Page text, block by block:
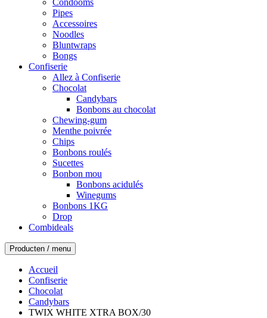
Pipes
Accessoires
Noodles
Bluntwraps
Bongs
Confiserie
Allez à Confiserie
Chocolat
Candybars
Bonbons au chocolat
Chewing-gum
Menthe poivrée
Chips
Bonbons roulés
Sucettes
Bonbon mou
Bonbons acidulés
Winegums
Bonbons 1KG
Drop
Combideals
Producten / menu
Accueil
Confiserie
Chocolat
Candybars
TWIX WHITE XTRA BOX/30